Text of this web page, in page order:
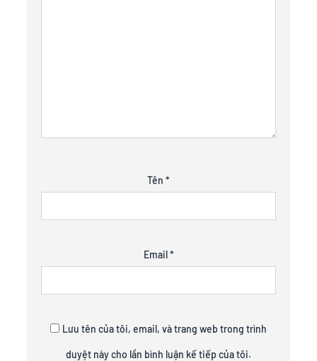
Tên *
Email*
Lưu tên của tôi, email, và trang web trong trình
duyệt này cho lần bình luận kế tiếp của tôi.